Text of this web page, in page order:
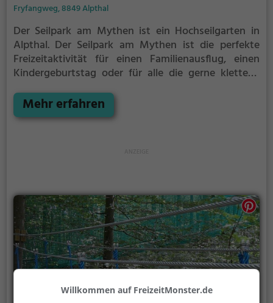
Fryfangweg, 8849 Alpthal
Der Seilpark am Mythen ist ein Hochseilgarten in
Alpthal. Der Seilpark am Mythen ist die perfekte
Freizeitaktivität für einen Familienausflug, einen
Kindergeburtstag oder für alle die gerne klettern.
Erdboden erwartet dich eine Welt voller Abenteuer
und Erlebnis. Der Seilpark am Mythen bietet sowohl
Mehr erfahren
Willkommen auf FreizeitMonster.de